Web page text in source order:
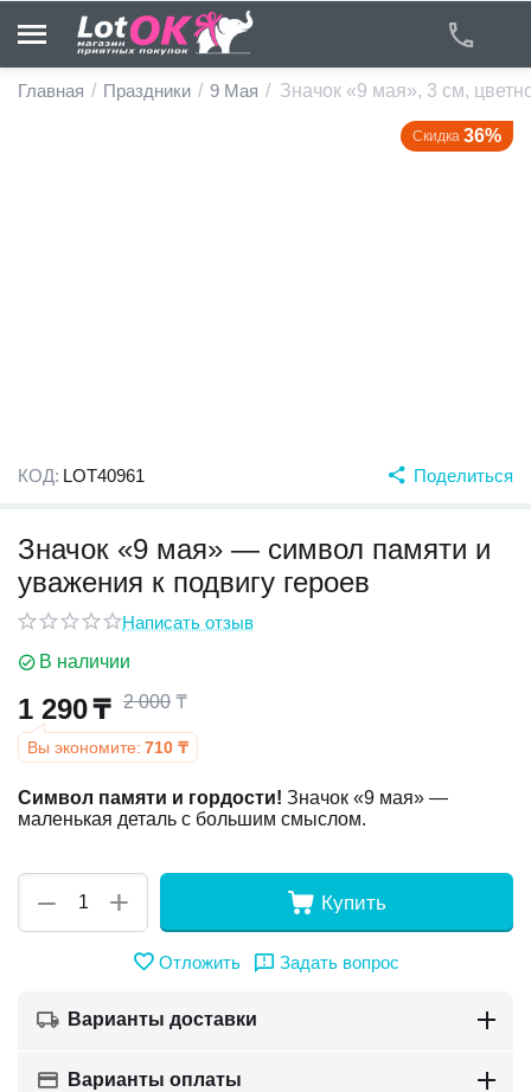
Главная / Праздники / 9 Мая / Значок «9 мая», 3 см,
Скидка 36%
КОД: LOT40961 Поделиться
Значок «9 мая» — символ памяти и
уважения к подвигу героев
Написать отзыв
В наличии
1 290₸ 2 000 ₸
Вы экономите: 710 ₸
Символ памяти и гордости! Значок «9 мая» —
маленькая деталь с большим смыслом.
+
− Купить
Отложить Задать вопрос
Варианты доставки
Варианты оплаты